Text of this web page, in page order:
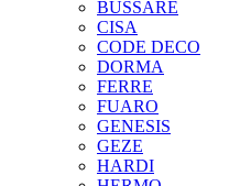
BUSSARE
CISA
CODE DECO
DORMA
FERRE
FUARO
GENESIS
GEZE
HARDI